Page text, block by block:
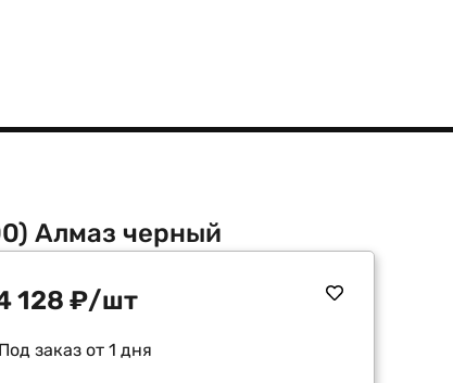
Алмаз черный
128₽/шт
Под заказ от 1 дня